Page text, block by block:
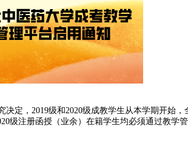
定，2019级和2020级成教学生从本学期开始
级注册函授（业余）在籍学生均必须通过教